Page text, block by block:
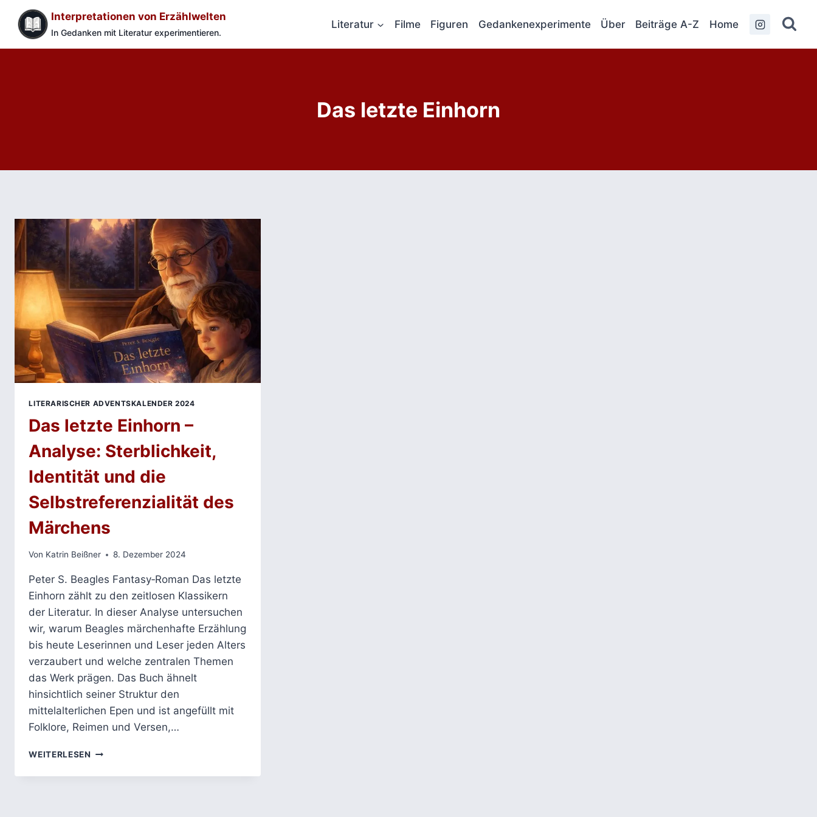
Inhalt
springen
Interpretationen von Erzählwelten
In Gedanken mit Literatur experimentieren.
Literatur Filme Figuren Gedankenexperimente Über Beiträge A-Z Home
Das letzte Einhorn
LITERARISCHER ADVENTSKALENDER 2024
Das letzte Einhorn –
Analyse: Sterblichkeit,
Identität und die
Selbstreferenzialität des
Märchens
Von Katrin Beißner 8. Dezember 2024
Peter S. Beagles Fantasy‑Roman Das letzte
Einhorn zählt zu den zeitlosen Klassikern
der Literatur. In dieser Analyse untersuchen
wir, warum Beagles märchenhafte Erzählung
bis heute Leserinnen und Leser jeden Alters
verzaubert und welche zentralen Themen
das Werk prägen. Das Buch ähnelt
hinsichtlich seiner Struktur den
mittelalterlichen Epen und ist angefüllt mit
Folklore, Reimen und Versen,…
WEITERLESEN DAS
EINHORN